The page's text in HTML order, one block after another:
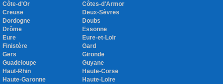
Côte-d'Or
Côtes-d'Armor
Creuse
Deux-Sèvres
Dordogne
Doubs
Drôme
Essonne
Eure
Eure-et-Loir
Finistère
Gard
Gers
Gironde
Guadeloupe
Guyane
Haut-Rhin
Haute-Corse
Haute-Garonne
Haute-Loire